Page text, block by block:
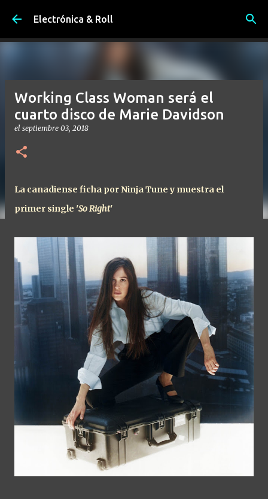
Ir al contenido principal
Electrónica & Roll
Working Class Woman será el
cuarto disco de Marie Davidson
el septiembre 03, 2018
La canadiense ficha por Ninja Tune y muestra el
primer single 'So Right'